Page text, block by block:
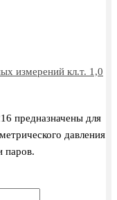
измерений кл.т. 1,0
предназначены для
давления
паров.